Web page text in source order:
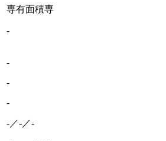
専有面積専
-
-
-
-
-／-／-